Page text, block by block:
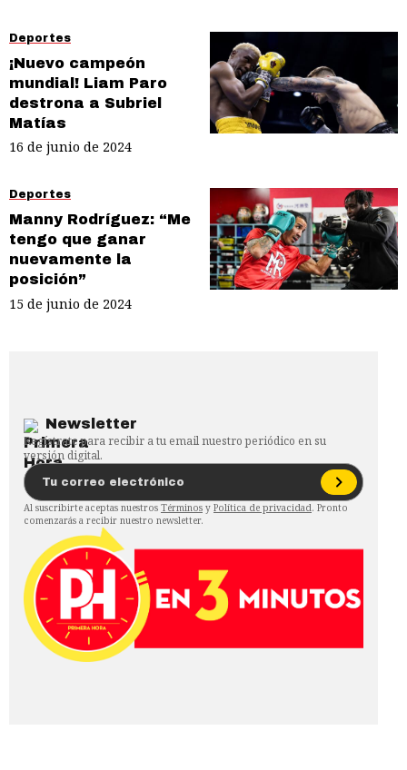
Deportes
¡Nuevo campeón
mundial! Liam Paro
destrona a Subriel
Matías
16 de junio de 2024
Deportes
Manny Rodríguez: “Me
tengo que ganar
nuevamente la
posición”
15 de junio de 2024
Newsletter
Regístrate para recibir a tu email nuestro periódico en su
versión digital.
Al suscribirte aceptas nuestros Términos y Política de privacidad. Pronto
comenzarás a recibir nuestro newsletter.